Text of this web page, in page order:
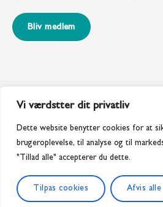
Vi værdstter dit privatliv
Dette website benytter cookies for at
brugeroplevelse, til analyse og til
"Tillad alle" accepterer du dette.
Tilpas cookies Afvis alle
Bliv medlem